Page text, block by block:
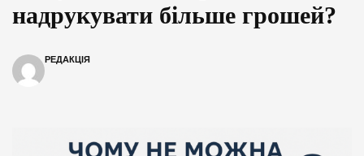
надрукувати більше грошей?
РЕДАКЦІЯ